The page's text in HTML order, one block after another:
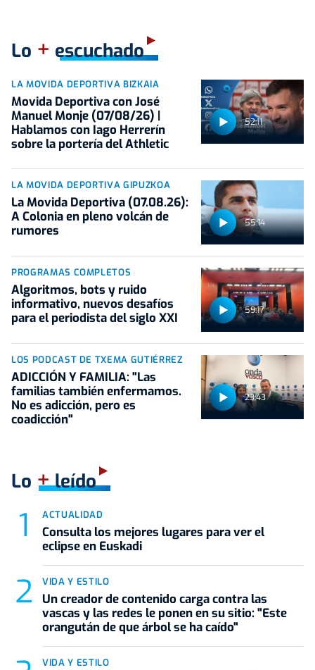
Lo + escuchado
52:11
LA MOVIDA DEPORTIVA BIZKAIA
Movida Deportiva con José
Manuel Monje (07/08/26) |
Hablamos con Iago Herrerín
sobre la portería del Athletic
55:14
LA MOVIDA DEPORTIVA GIPUZKOA
La Movida Deportiva (07.08.26):
A Colonia en pleno volcán de
rumores
59:17
PROGRAMAS COMPLETOS
Algoritmos, bots y ruido
informativo, nuevos desafíos
para el periodista del siglo XXI
23:43
LOS PODCAST DE TXEMA GUTIÉRREZ
ADICCIÓN Y FAMILIA: "Las
familias también enfermamos.
No es adicción, pero es
coadicción"
Lo +leído
ACTUALIDAD
Consulta los mejores lugares para ver el
eclipse en Euskadi
VIDA Y ESTILO
Un creador de contenido carga contra las
vascas y las redes le ponen en su sitio: "Este
orangután de que árbol se ha caído"
VIDA Y ESTILO